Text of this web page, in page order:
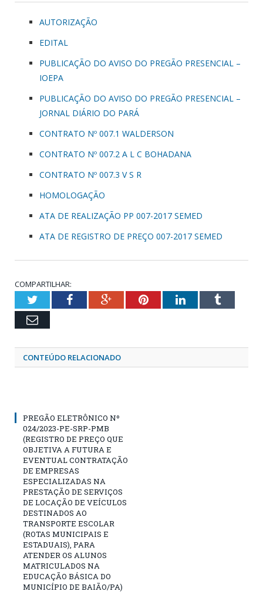
AUTORIZAÇÃO
EDITAL
PUBLICAÇÃO DO AVISO DO PREGÃO PRESENCIAL –
IOEPA
PUBLICAÇÃO DO AVISO DO PREGÃO PRESENCIAL –
JORNAL DIÁRIO DO PARÁ
CONTRATO Nº 007.1 WALDERSON
CONTRATO Nº 007.2 A L C BOHADANA
CONTRATO Nº 007.3 V S R
HOMOLOGAÇÃO
ATA DE REALIZAÇÃO PP 007-2017 SEMED
ATA DE REGISTRO DE PREÇO 007-2017 SEMED
COMPARTILHAR:
TwitterFacebookGoogle+PinterestLinkedInTumblr
Email
CONTEÚDO RELACIONADO
PREGÃO ELETRÔNICO Nº
024/2023-PE-SRP-PMB
(REGISTRO DE PREÇO QUE
OBJETIVA A FUTURA E
EVENTUAL CONTRATAÇÃO
DE EMPRESAS
ESPECIALIZADAS NA
PRESTAÇÃO DE SERVIÇOS
DE LOCAÇÃO DE VEÍCULOS
DESTINADOS AO
TRANSPORTE ESCOLAR
(ROTAS MUNICIPAIS E
ESTADUAIS), PARA
ATENDER OS ALUNOS
MATRICULADOS NA
EDUCAÇÃO BÁSICA DO
MUNICÍPIO DE BAIÃO/PA)